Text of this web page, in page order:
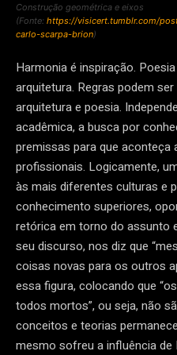
Construção geométrica e eixos
(Fonte: https://visicert.tumblr.com/
carlo-scarpa-brion)
Harmonia é inspiração.
arquitetura. Regras podem
arquitetura e poesia.
acadêmica, a busca por
premissas para que aconteça
profissionais. Logicamente,
às mais diferentes culturas e
conhecimento superiores,
retórica em torno do assunto
seu discurso, nos diz que
coisas novas para os outros
essa figura, colocando que
todos mortos”, ou seja, não
conceitos e teorias
mesmo sofreu a influência de